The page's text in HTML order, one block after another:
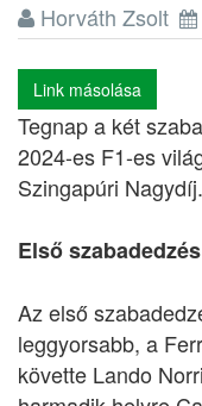
Horváth Zsolt
Link másolása
Tegnap a két
2024-es F1-es
Szingapúri Nagydíj.
Első szabadedzés
Az első
leggyorsabb, a
követte Lando